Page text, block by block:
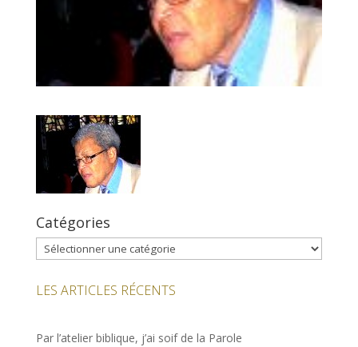
Catégories
Catégories
LES ARTICLES RÉCENTS
Par l’atelier biblique, j’ai soif de la Parole